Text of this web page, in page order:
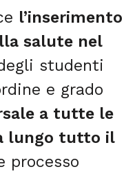
l’inserimento
salute nel
studenti
e grado
a tutte le
lungo tutto il
processo